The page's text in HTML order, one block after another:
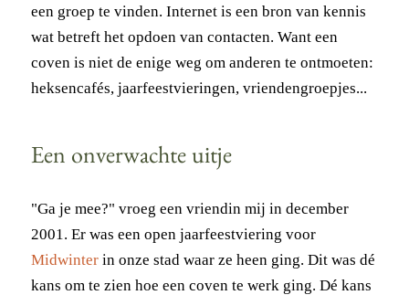
een groep te vinden. Internet is een bron van kennis
wat betreft het opdoen van contacten. Want een
coven is niet de enige weg om anderen te ontmoeten:
heksencafés, jaarfeestvieringen, vriendengroepjes...
Een onverwachte uitje
"Ga je mee?" vroeg een vriendin mij in december
2001. Er was een open jaarfeestviering voor
Midwinterin onze stad waar ze heen ging. Dit was dé
kans om te zien hoe een coven te werk ging. Dé kans